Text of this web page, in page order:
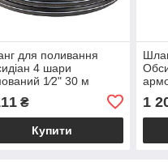
для поливання
4 шари
1⁄2" 30 м
₴
Купити
1